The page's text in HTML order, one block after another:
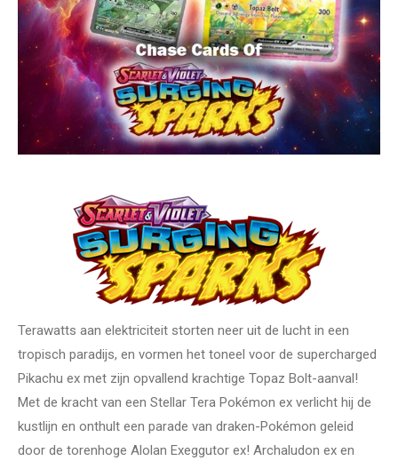
Terawatts aan elektriciteit storten neer uit de lucht in een
tropisch paradijs, en vormen het toneel voor de supercharged
Pikachu ex met zijn opvallend krachtige Topaz Bolt-aanval!
Met de kracht van een Stellar Tera Pokémon ex verlicht hij de
kustlijn en onthult een parade van draken-Pokémon geleid
door de torenhoge Alolan Exeggutor ex! Archaludon ex en